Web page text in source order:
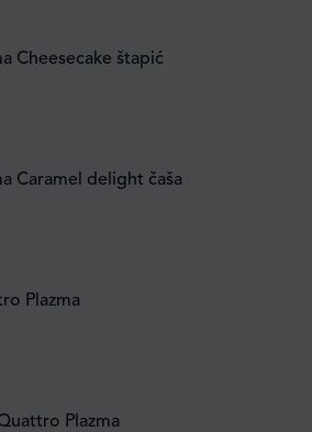
Cheesecake štapić
Caramel delight čaša
Plazma
Plazma